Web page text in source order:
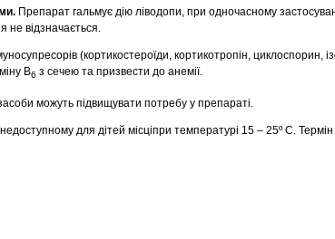
Препарат гальмує дію ліводопи, при одночасному
не відзначається.
(кортикостероїди, кортикотропін, циклоспорин,
В6 з сечею та призвести до анемії.
можуть підвищувати потребу у препараті.
для дітей місціпри температурі 15 – 25º С.